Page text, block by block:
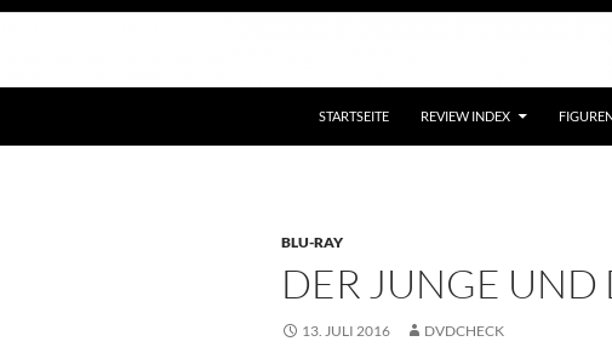
STARTSEITE REVIEW INDEX
BLU-RAY
DER JUNGE UND
13. JULI 2016 DVDCHECK